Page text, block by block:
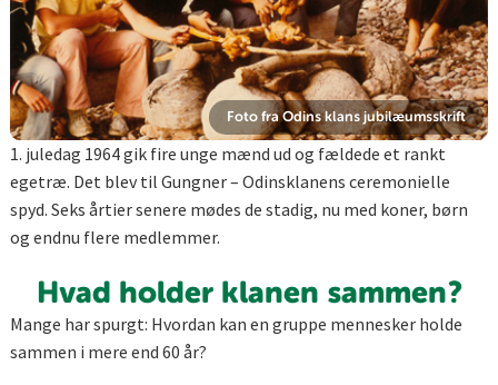
Foto fra Odins klans jubilæumsskrift
1. juledag 1964 gik fire unge mænd ud og fældede et rankt
egetræ. Det blev til Gungner – Odinsklanens ceremonielle
spyd. Seks årtier senere mødes de stadig, nu med koner, børn
og endnu flere medlemmer.
Hvad holder klanen sammen?
Mange har spurgt: Hvordan kan en gruppe mennesker holde
sammen i mere end 60 år?